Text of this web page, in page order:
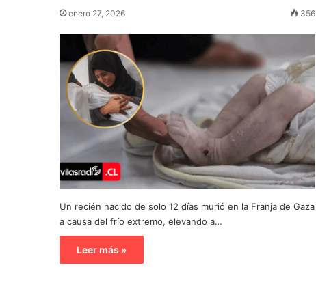
enero 27, 2026 356
Un recién nacido de solo 12 días murió en la Franja de Gaza
a causa del frío extremo, elevando a…
Leer más »